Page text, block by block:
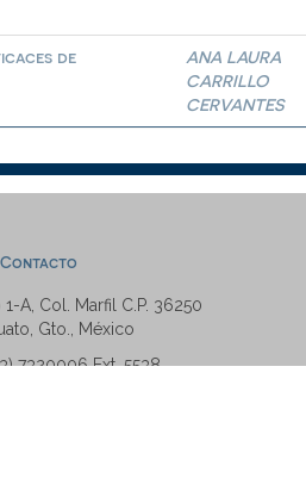
de
ANA LAURA
CARRILLO
CERVANTES
Contacto
1-A, Col. Marfil C.P. 36250
Gto., México
7320006 Ext. 5538